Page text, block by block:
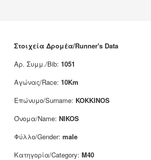
Στοιχεία Δρομέα/Runner's Data
Αρ. Συμμ./Bib: 1051
Αγώνας/Race: 10Km
Επώνυμο/Surname: KOKKINOS
Όνομα/Name: NIKOS
Φύλλο/Gender: male
Κατηγορία/Category: M40